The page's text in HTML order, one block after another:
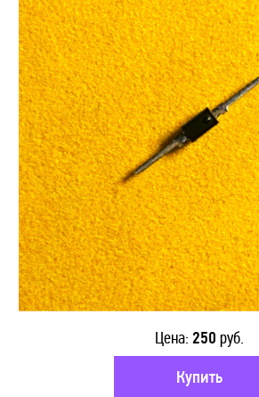
ОПТОВЫМ
Цена: 250 руб.
Купить